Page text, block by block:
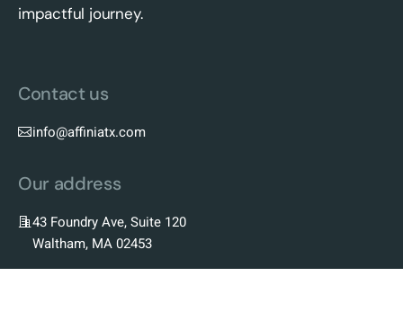
impactful journey.
Contact us
info@affiniatx.com
Our address
43 Foundry Ave, Suite 120
Waltham, MA 02453